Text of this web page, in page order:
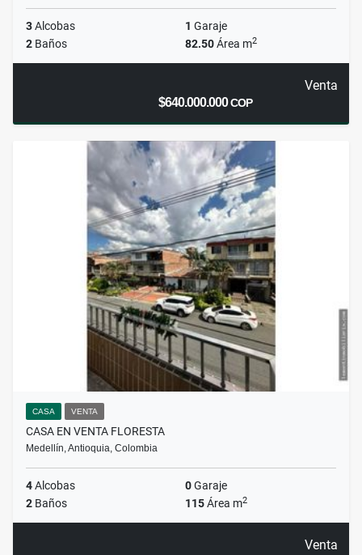
3Alcobas 1 Garaje
2 Baños 82.50Área m2
Venta
$640.000.000COP
CASA VENTA
CASA EN VENTA FLORESTA
Medellín, Antioquia, Colombia
4Alcobas 0Garaje
2 Baños 115Área m2
Venta